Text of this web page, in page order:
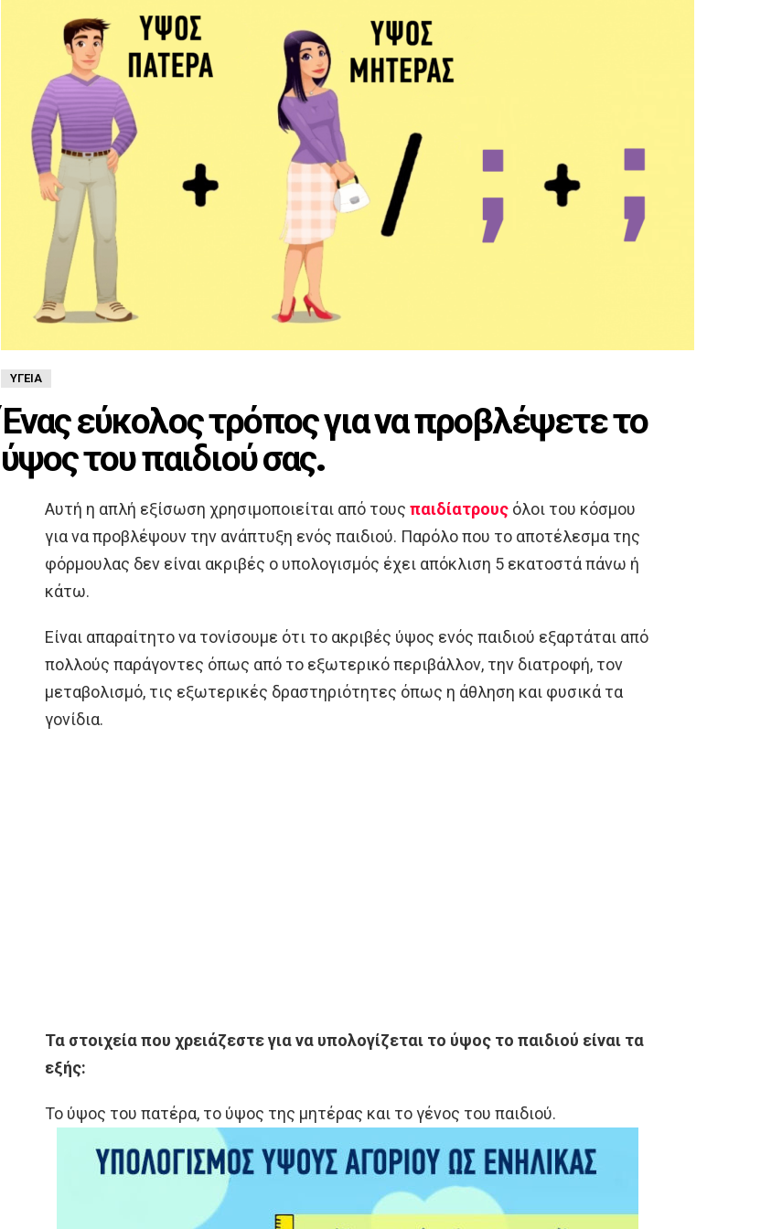
ΥΓΕΊΑ
Ένας εύκολος τρόπος για να προβλέψετε το
ύψος του παιδιού σας.
Αυτή η απλή εξίσωση χρησιμοποιείται από τους παιδίατρους όλοι του κόσμου
για να προβλέψουν την ανάπτυξη ενός παιδιού. Παρόλο που το αποτέλεσμα της
φόρμουλας δεν είναι ακριβές ο υπολογισμός έχει απόκλιση 5 εκατοστά πάνω ή
κάτω.
Είναι απαραίτητο να τονίσουμε ότι το ακριβές ύψος ενός παιδιού εξαρτάται από
πολλούς παράγοντες όπως από το εξωτερικό περιβάλλον, την διατροφή, τον
μεταβολισμό, τις εξωτερικές δραστηριότητες όπως η άθληση και φυσικά τα
γονίδια.
Τα στοιχεία που χρειάζεστε για να υπολογίζεται το ύψος το παιδιού είναι τα
εξής:
Το ύψος του πατέρα, το ύψος της μητέρας και το γένος του παιδιού.